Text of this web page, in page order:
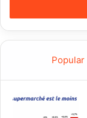
Popular